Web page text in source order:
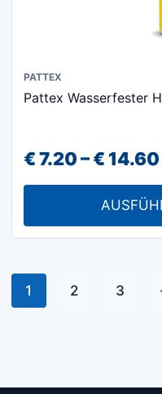
PATTEX
Pattex Wasserfester
€7.20–€14.60
Dieses
Produkt
Varianten
auf.
auf
der
1 2 3